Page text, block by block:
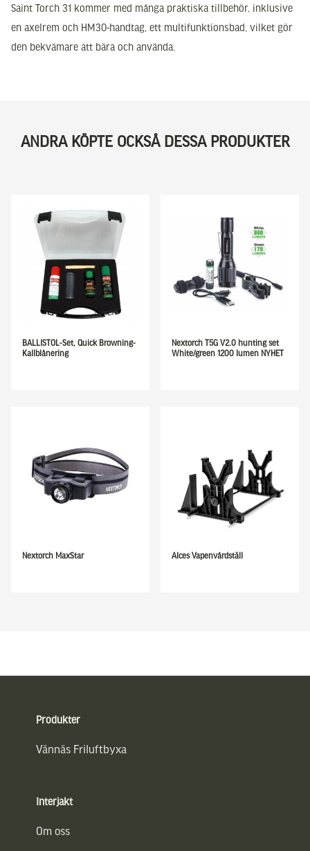
Saint Torch 31 kommer med många praktiska tillbehör, inklusive
en axelrem och HM30-handtag, ett multifunktionsbad, vilket gör
den bekvämare att bära och använda.
ANDRA KÖPTE OCKSÅ DESSA PRODUKTER
BALLISTOL-Set, Quick Browning-
Kallblånering
Nextorch T5G V2.0 hunting set
White/green 1200 lumen NYHET
Nextorch MaxStar Alces Vapenvårdställ
Produkter
Vännäs Friluftbyxa
Interjakt
Om oss